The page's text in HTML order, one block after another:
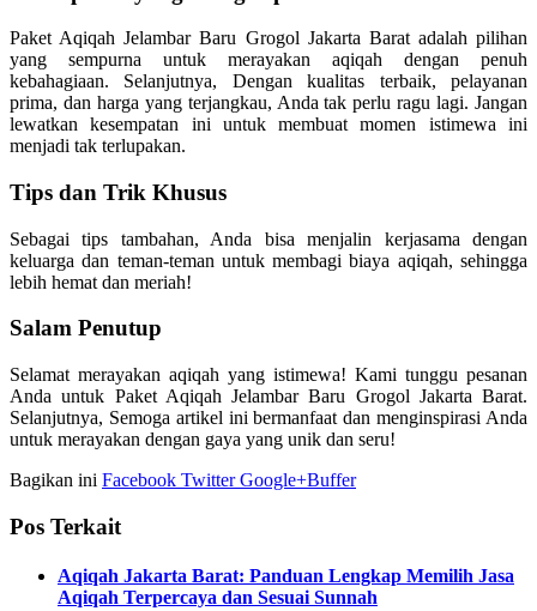
Paket Aqiqah Jelambar Baru Grogol Jakarta Barat adalah pilihan
yang sempurna untuk merayakan aqiqah dengan penuh
kebahagiaan. Selanjutnya, Dengan kualitas terbaik, pelayanan
prima, dan harga yang terjangkau, Anda tak perlu ragu lagi. Jangan
lewatkan kesempatan ini untuk membuat momen istimewa ini
menjadi tak terlupakan.
Tips dan Trik Khusus
Sebagai tips tambahan, Anda bisa menjalin kerjasama dengan
keluarga dan teman-teman untuk membagi biaya aqiqah, sehingga
lebih hemat dan meriah!
Salam Penutup
Selamat merayakan aqiqah yang istimewa! Kami tunggu pesanan
Anda untuk Paket Aqiqah Jelambar Baru Grogol Jakarta Barat.
Selanjutnya, Semoga artikel ini bermanfaat dan menginspirasi Anda
untuk merayakan dengan gaya yang unik dan seru!
Bagikan ini Facebook TwitterGoogle+Buffer
Pos Terkait
Aqiqah Jakarta Barat: Panduan Lengkap Memilih Jasa
Aqiqah Terpercaya dan Sesuai Sunnah